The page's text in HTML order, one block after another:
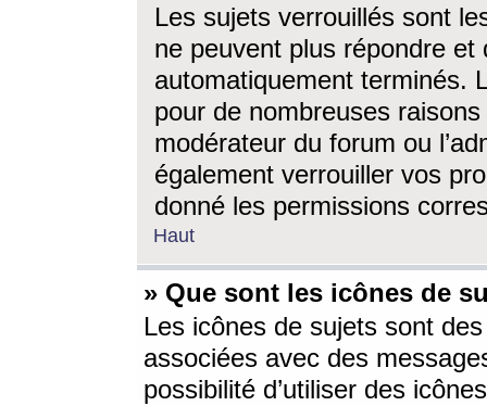
Les sujets verrouillés sont
ne peuvent plus répondre
automatiquement terminés.
pour de nombreuses
modérateur du forum ou
également verrouiller vos
donné les permissions
Haut
» Que sont les icônes de
Les icônes de sujets sont
associées avec des
possibilité d’utiliser des